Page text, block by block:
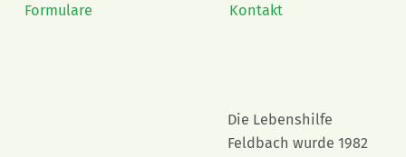
Formulare Kontakt
Die Lebenshilfe
Feldbach wurde 1982